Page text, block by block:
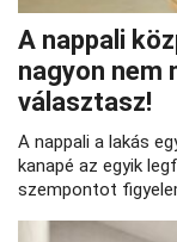
A nappali
nagyon nem
választasz!
A nappali a lakás
kanapé az egyik
szempontot